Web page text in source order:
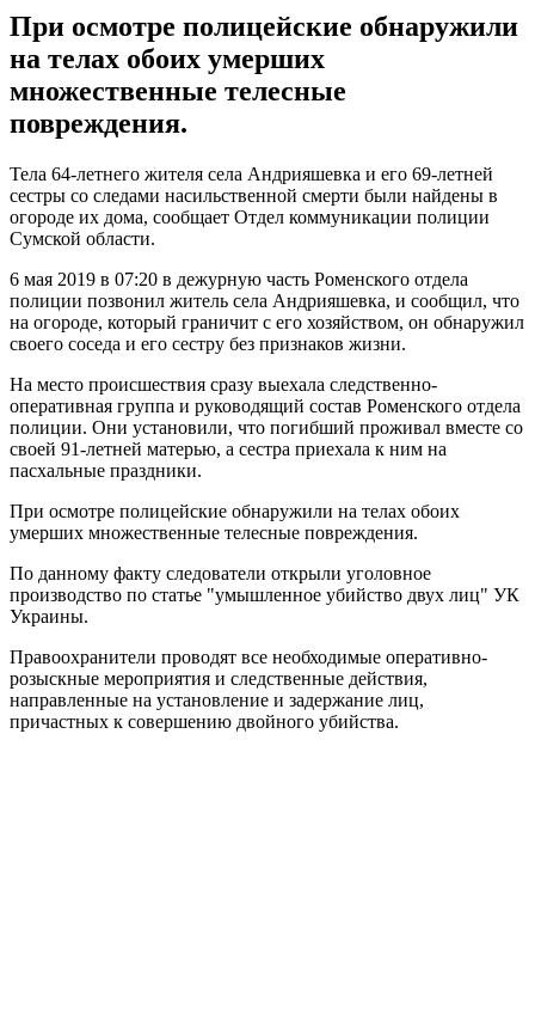
При осмотре полицейские обнаружили
на телах обоих умерших
множественные телесные
повреждения.
Тела 64-летнего жителя села Андрияшевка и его 69-летней
сестры со следами насильственной смерти были найдены в
огороде их дома, сообщает Отдел коммуникации полиции
Сумской области.
6 мая 2019 в 07:20 в дежурную часть Роменского отдела
полиции позвонил житель села Андрияшевка, и сообщил, что
на огороде, который граничит с его хозяйством, он обнаружил
своего соседа и его сестру без признаков жизни.
На место происшествия сразу выехала следственно-
оперативная группа и руководящий состав Роменского отдела
полиции. Они установили, что погибший проживал вместе со
своей 91-летней матерью, а сестра приехала к ним на
пасхальные праздники.
При осмотре полицейские обнаружили на телах обоих
умерших множественные телесные повреждения.
По данному факту следователи открыли уголовное
производство по статье "умышленное убийство двух лиц" УК
Украины.
Правоохранители проводят все необходимые оперативно-
розыскные мероприятия и следственные действия,
направленные на установление и задержание лиц,
причастных к совершению двойного убийства.